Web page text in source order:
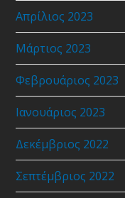
Απρίλιος 2023
Μάρτιος 2023
Φεβρουάριος 2023
Ιανουάριος 2023
Δεκέμβριος 2022
Σεπτέμβριος 2022